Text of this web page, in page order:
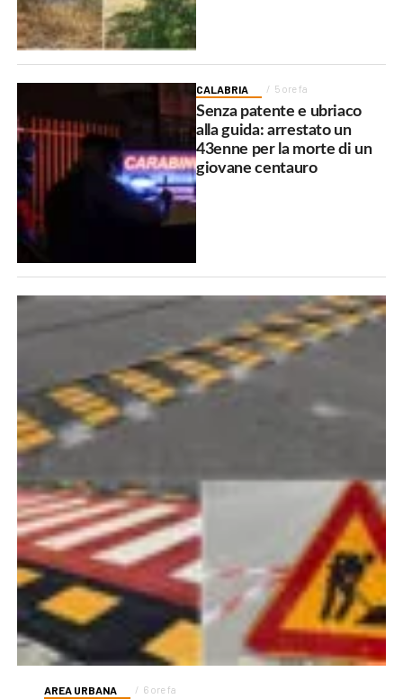
CALABRIA 5 ore fa
Senza patente e ubriaco
alla guida: arrestato un
43enne per la morte di un
giovane centauro
AREA URBANA 6 ore fa